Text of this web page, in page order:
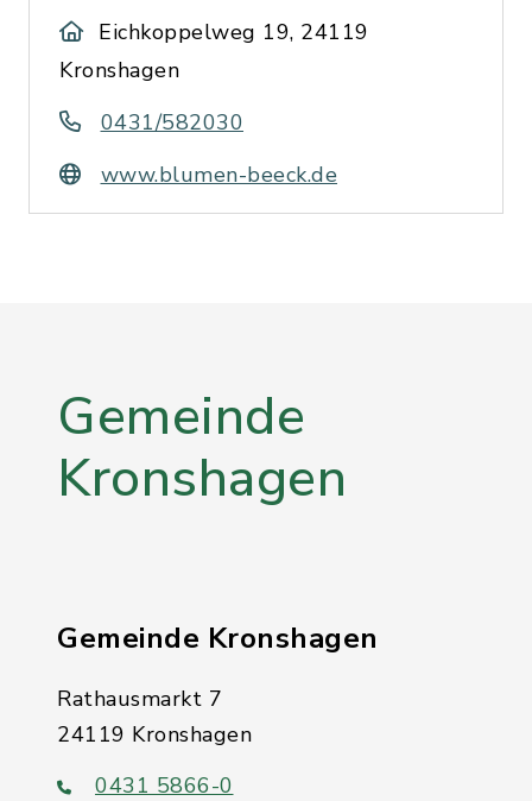
Eichkoppelweg 19, 24119
Kronshagen
0431/582030
www.blumen-beeck.de
Gemeinde
Kronshagen
Gemeinde Kronshagen
Rathausmarkt 7
24119 Kronshagen
0431 5866-0